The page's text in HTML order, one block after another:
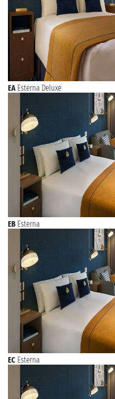
EA Esterna Deluxe
EB Esterna
EC Esterna